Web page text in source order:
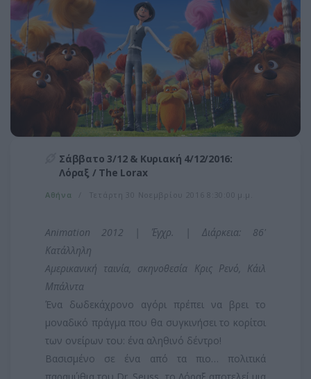
Σάββατο 3/12 & Κυριακή 4/12/2016:
Λόραξ / The Lorax
Αθήνα Τετάρτη 30 Νοεμβρίου 2016 8:30:00 μ.μ.
Animation 2012 | Έγχρ. | Διάρκεια: 86'
Κατάλληλη
Aμερικανική ταινία, σκηνοθεσία Κρις Ρενό, Κάιλ
Μπάλντα
Ένα δωδεκάχρονο αγόρι πρέπει να βρει το
μοναδικό πράγμα που θα συγκινήσει το κορίτσι
των ονείρων του: ένα αληθινό δέντρο!
Βασισμένο σε ένα από τα πιο… πολιτικά